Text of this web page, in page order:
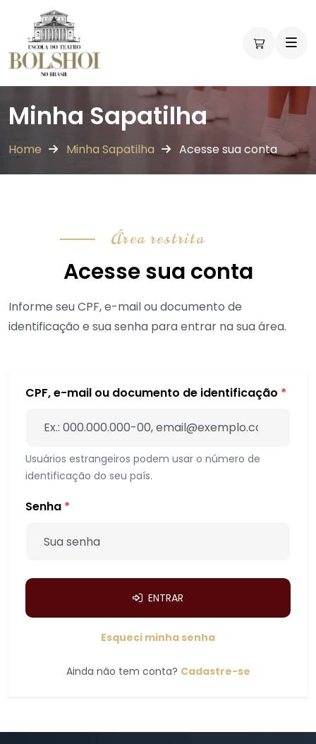
Minha Sapatilha
Home Minha Sapatilha Acesse sua conta
Área restrita
Acesse sua conta
Informe seu CPF, e-mail ou documento de
identificação e sua senha para entrar na sua área.
CPF, e-mail ou documento de identificação *
Usuários estrangeiros podem usar o número de
identificação do seu país.
Senha *
ENTRAR
Esqueci minha senha
Ainda não tem conta? Cadastre-se